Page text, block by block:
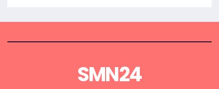
SMN24